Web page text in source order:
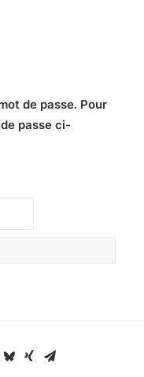
de passe. Pour
passe ci-